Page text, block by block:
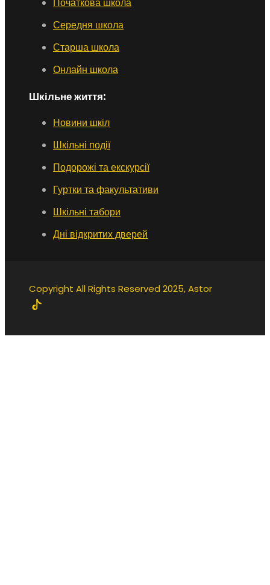
Середня школа
Старша школа
Онлайн школа
Шкільне життя:
Новини шкіл
Шкільні події
Подорожі та екскурсії
Гуртки та факультативи
Шкільні табори
Дні відкритих дверей
Copyright All Rights Reserved 2025, Astor